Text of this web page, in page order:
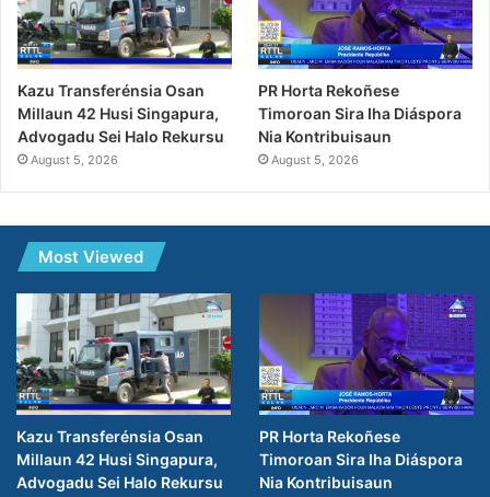
Kazu Transferénsia Osan
Millaun 42 Husi Singapura,
Advogadu Sei Halo Rekursu
August 5, 2026
PR Horta Rekoñese
Timoroan Sira Iha Diáspora
Nia Kontribuisaun
August 5, 2026
Most Viewed
Kazu Transferénsia Osan
Millaun 42 Husi Singapura,
Advogadu Sei Halo Rekursu
PR Horta Rekoñese
Timoroan Sira Iha Diáspora
Nia Kontribuisaun